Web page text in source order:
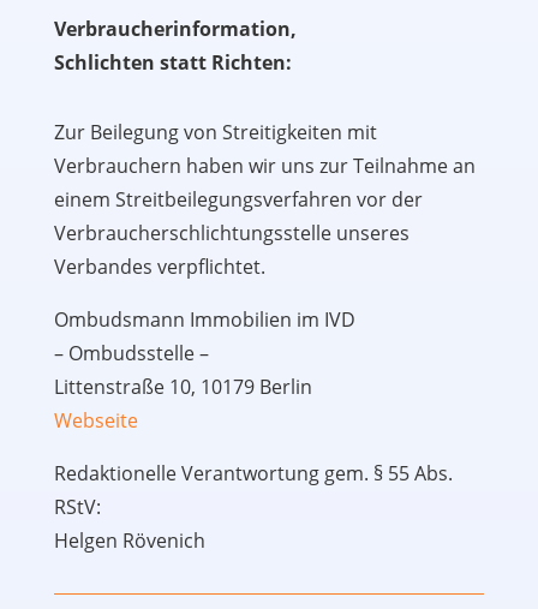
Verbraucherinformation,
Schlichten statt Richten:
Zur Beilegung von Streitigkeiten mit
Verbrauchern haben wir uns zur Teilnahme an
einem Streitbeilegungsverfahren vor der
Verbraucherschlichtungsstelle unseres
Verbandes verpflichtet.
Ombudsmann Immobilien im IVD
– Ombudsstelle –
Littenstraße 10, 10179 Berlin
Webseite
Redaktionelle Verantwortung gem. § 55 Abs.
RStV:
Helgen Rövenich